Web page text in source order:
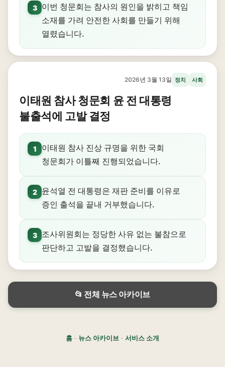
3
이번 청문회는 참사의 원인을 밝히고 책임
소재를 가려 안전한 사회를 만들기 위해
열렸습니다.
2026년 3월 13일 정치 사회
이태원 참사 청문회 윤 전 대통령
불출석에 고발 결정
1
이태원 참사 진상 규명을 위한 국회
청문회가 이틀째 진행되었습니다.
2
윤석열 전 대통령은 재판 준비를 이유로
증인 출석을 끝내 거부했습니다.
3
조사위원회는 정당한 사유 없는 불참으로
판단하고 고발을 결정했습니다.
📂 전체 뉴스 아카이브
홈 · 뉴스 아카이브 · 서비스 소개